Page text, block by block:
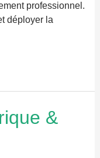
professionnel.
déployer la
&